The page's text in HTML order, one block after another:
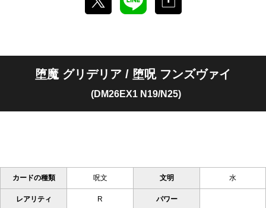
堕魔 グリデリア / 堕呪 フンズヴァイ
(DM26EX1 N19/N25)
カードの種類 呪文 文明 水
レアリティ R パワー